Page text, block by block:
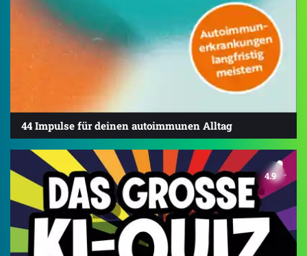
44 Impulse für deinen autoimmunen Alltag
4.9